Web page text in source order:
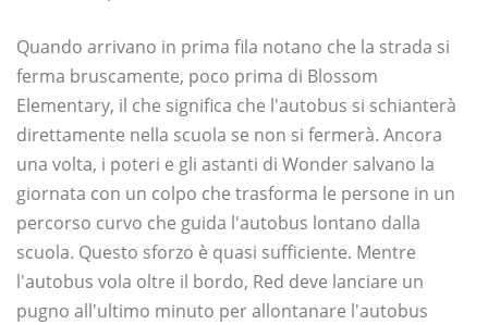
Quando arrivano in prima fila notano che la strada si
ferma bruscamente, poco prima di Blossom
Elementary, il che significa che l'autobus si schianterà
direttamente nella scuola se non si fermerà. Ancora
una volta, i poteri e gli astanti di Wonder salvano la
giornata con un colpo che trasforma le persone in un
percorso curvo che guida l'autobus lontano dalla
scuola. Questo sforzo è quasi sufficiente. Mentre
l'autobus vola oltre il bordo, Red deve lanciare un
pugno all'ultimo minuto per allontanare l'autobus